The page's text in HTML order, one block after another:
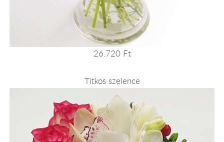
26.720 Ft
Titkos szelence